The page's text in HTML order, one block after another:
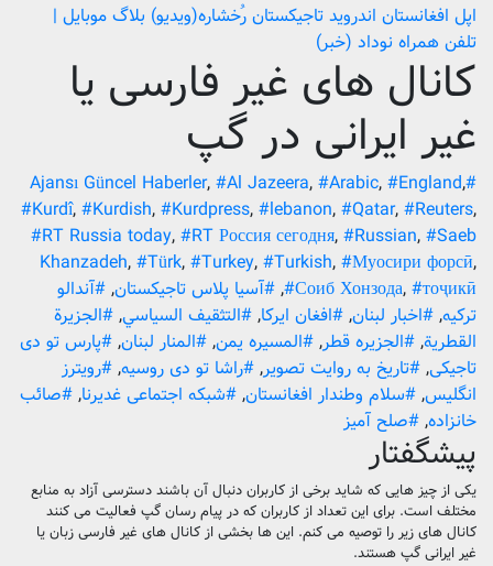
اپل افغانستان اندرویدتاجیکستانرُخشاره(ویدیو) بلاگموبایل |
تلفن همراه نوداد (خبر)
کانال های غیر فارسی یا
غیر ایرانی در گپ
#Ajansı Güncel Haberler
,#Al Jazeera,#Arabic,#England,
#Kurdî,#Kurdish,#Kurdpress,#lebanon,#Qatar,#Reuters,
#RT Russia today,#RT Россия сегодня,#Russian,#Saeb
Khanzadeh,#Türk,#Turkey,#Turkish,#Муосири форсӣ,
#Соиб Хонзода,#тоҷикӣ
,#آسیا پلاس تاجیکستان,#آندالو
ترکیه,#اخبار لبنان,#افغان ایرکا,#التثقيف السياسي,#الجزيرة
القطرية,#الجزیره قطر,#المسیره یمن,#المنار لبنان,#پارس تو دی
تاجیکی,#تاریخ به روایت تصویر,#راشا تو دی روسیه,#رویترز
انگلیس,#سلام وطندار افغانستان,#شبکه اجتماعی غدیرنا,#صائب
خانزاده,#صلح آمیز
پیشگفتار
یکی از چیز هایی که شاید برخی از کاربران دنبال آن باشند دسترسی آزاد به منابع
مختلف است. برای این تعداد از کاربران که در پیام رسان گپ فعالیت می کنند
کانال های زیر را توصیه می کنم. این ها بخشی از کانال های غیر فارسی زبان یا
غیر ایرانی گپ هستند.